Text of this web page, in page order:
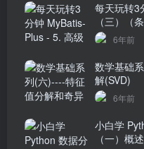
每天玩转3
（三）（
6年前
数学基础
解(SVD)
6年前
小白学
（一）概述